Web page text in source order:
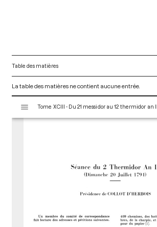
Table des matières
La table des matières ne contient aucune entrée.
s